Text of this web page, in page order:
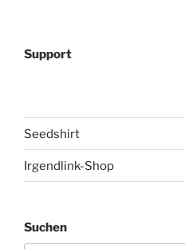
Support
Seedshirt
Irgendlink-Shop
Suchen